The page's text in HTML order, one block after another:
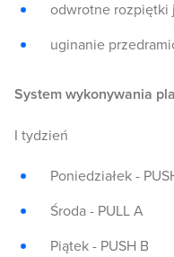
odwrotne rozpiętki
uginanie
System wykonywania
I tydzień
Poniedziałek -
Środa - PULL A
Piątek - PUSH B